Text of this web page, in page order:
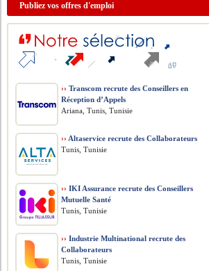
Publiez vos offres d'emploi
›› Transcom recrute des Conseillers en
Réception d’Appels
Ariana, Tunis, Tunisie
›› Altaservice recrute des Collaborateurs
Tunis, Tunisie
›› IKI Assurance recrute des Conseillers
Mutuelle Santé
Tunis, Tunisie
›› Industrie Multinational recrute des
Collaborateurs
Tunis, Tunisie